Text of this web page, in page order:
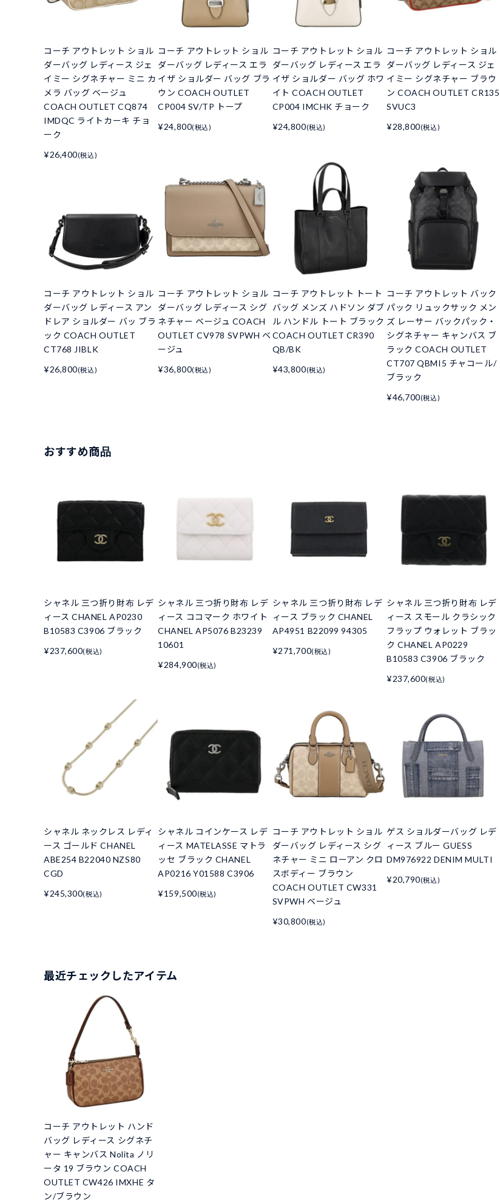
コーチ アウトレット ショル
ダーバッグ レディース ジェ
イミー シグネチャー ミニ カ
メラ バッグ ベージュ
COACH OUTLET CQ874
IMDQC ライトカーキ チョ
ーク
¥26,400(税込)
コーチ アウトレット ショル
ダーバッグ レディース エラ
イザ ショルダー バッグ ブラ
ウン COACH OUTLET
CP004 SV/TP トープ
¥24,800(税込)
コーチ アウトレット ショル
ダーバッグ レディース エラ
イザ ショルダー バッグ ホワ
イト COACH OUTLET
CP004 IMCHK チョーク
¥24,800(税込)
コーチ アウトレット ショル
ダーバッグ レディース ジェ
イミー シグネチャー ブラウ
ン COACH OUTLET CR135
SVUC3
¥28,800(税込)
コーチ アウトレット ショル
ダーバッグ レディース アン
ドレア ショルダー バッ ブラ
ック COACH OUTLET
CT768 JIBLK
¥26,800(税込)
コーチ アウトレット ショル
ダーバッグ レディース シグ
ネチャー ベージュ COACH
OUTLET CV978 SVPWH ベ
ージュ
¥36,800(税込)
コーチ アウトレット トート
バッグ メンズ ハドソン ダブ
ル ハンドル トート ブラック
COACH OUTLET CR390
QB/BK
¥43,800(税込)
コーチ アウトレット バック
パック リュックサック メン
ズ レーサー バックパック・
シグネチャー キャンバス ブ
ラック COACH OUTLET
CT707 QBMI5 チャコール/
ブラック
¥46,700(税込)
おすすめ商品
シャネル 三つ折り財布 レデ
ィース CHANEL AP0230
B10583 C3906 ブラック
¥237,600(税込)
シャネル 三つ折り財布 レデ
ィース ココマーク ホワイト
CHANEL AP5076 B23239
10601
¥284,900(税込)
シャネル 三つ折り財布 レデ
ィース ブラック CHANEL
AP4951 B22099 94305
¥271,700(税込)
シャネル 三つ折り財布 レデ
ィース スモール クラシック
フラップ ウォレット ブラッ
ク CHANEL AP0229
B10583 C3906 ブラック
¥237,600(税込)
シャネル ネックレス レディ
ース ゴールド CHANEL
ABE254 B22040 NZS80
CGD
¥245,300(税込)
シャネル コインケース レデ
ィース MATELASSE マトラ
ッセ ブラック CHANEL
AP0216 Y01588 C3906
¥159,500(税込)
コーチ アウトレット ショル
ダーバッグ レディース シグ
ネチャー ミニ ローアン クロ
スボディー ブラウン
COACH OUTLET CW331
SVPWH ベージュ
¥30,800(税込)
ゲス ショルダーバッグ レデ
ィース ブルー GUESS
DM976922 DENIM MULTI
¥20,790(税込)
最近チェックしたアイテム
コーチ アウトレット ハンド
バッグ レディース シグネチ
ャー キャンバス Nolita ノリ
ータ 19 ブラウン COACH
OUTLET CW426 IMXHE タ
ン/ブラウン